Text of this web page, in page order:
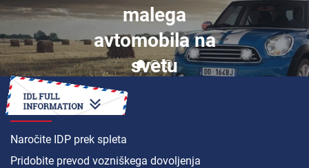
malega
avtomobila na
svetu
KAKO DO
Naročite IDP prek spleta
Pridobite prevod vozniškega dovoljenja